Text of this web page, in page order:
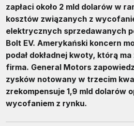
zapłaci około 2 mld dolarów w
kosztów związanych z
elektrycznych sprzedawanych
Bolt EV. Amerykański koncern
podał dokładnej kwoty, którą
firma. General Motors
zysków notowany w trzecim
zrekompensuje 1,9 mld dolarów
wycofaniem z rynku.